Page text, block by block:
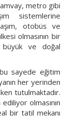
metro gibi
sistemlerine
otobüs ve
olmasının bir
büyük ve doğal
sayede eğitim
her yerinden
tutulmaktadır.
olmasının
bir tatil mekanı